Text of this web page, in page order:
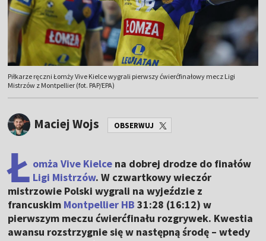
Piłkarze ręczni Łomży Vive Kielce wygrali pierwszy ćwierćfinałowy mecz Ligi
Mistrzów z Montpellier (fot. PAP/EPA)
Maciej Wojs OBSERWUJ
Ł omża Vive Kielce na dobrej drodze do finałów
Ligi Mistrzów. W czwartkowy wieczór
mistrzowie Polski wygrali na wyjeździe z
francuskim Montpellier HB 31:28 (16:12) w
pierwszym meczu ćwierćfinału rozgrywek. Kwestia
awansu rozstrzygnie się w następną środę – wtedy